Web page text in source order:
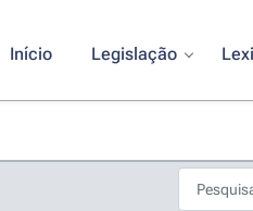
Início Legislação